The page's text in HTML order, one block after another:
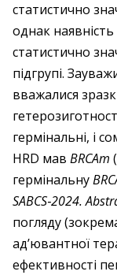
статистично
однак наявність
статистично
підгрупі.
вважалися
гермінальні, і
HRD мав BRCAm
гермінальну
SABCS‑2024.
погляду
ад’ювантної
ефективності